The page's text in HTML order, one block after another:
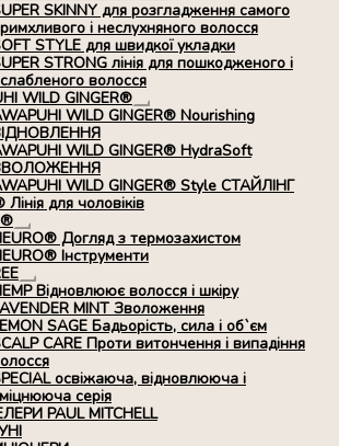
SKINNY для розгладження самого
і неслухняного волосся
STYLE для швидкої укладки
STRONG лінія для пошкодженого і
волосся
WILD GINGER®
Розгорнуте
вкладене
меню
WILD GINGER® Nourishing
WILD GINGER® HydraSoft
WILD GINGER® Style СТАЙЛІНГ
для чоловіків
Розгорнуте
вкладене
меню
Догляд з термозахистом
Інструменти
Розгорнуте
вкладене
меню
Відновлюює волосся і шкіру
MINT Зволоження
SAGE Бадьорість, сила і об`єм
CARE Проти витончення і випадіння
освіжаюча, відновлююча і
серія
PAUL MITCHELL